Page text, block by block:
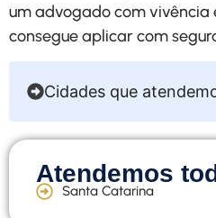
um advogado com vivência
consegue aplicar com
Cidades que
Atendemos
Santa Catarina